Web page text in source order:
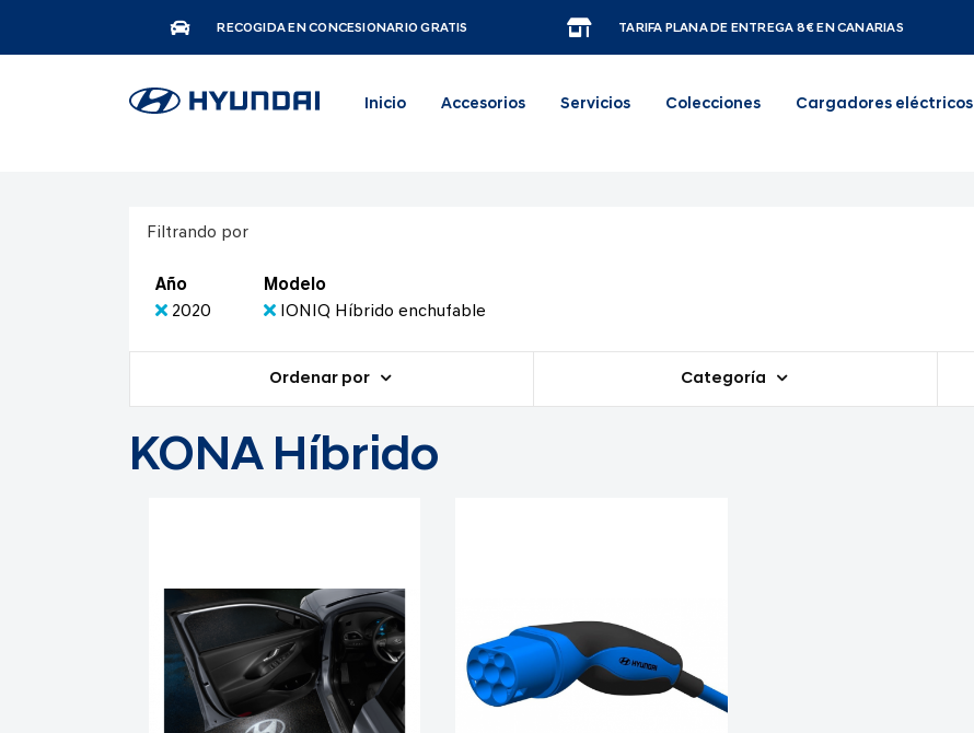
RECOGIDA EN CONCESIONARIO GRATIS TARIFA PLANA DE ENTREGA 8€ EN CANARIAS
Inicio Accesorios Servicios Colecciones Cargadores eléctricos
Filtrando por
Año
2020
Modelo
IONIQ Híbrido enchufable
Ordenar por Categoría
KONA Híbrido